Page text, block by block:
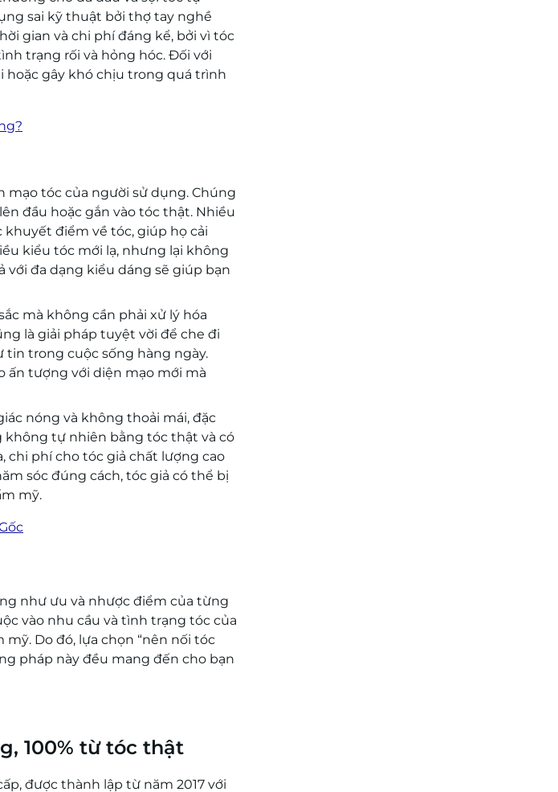
sai kỹ thuật bởi thợ tay nghề
gian và chi phí đáng kể, bởi vì tóc
trạng rối và hỏng hóc. Đối với
hoặc gây khó chịu trong quá trình
mạo tóc của người sử dụng. Chúng
đầu hoặc gắn vào tóc thật. Nhiều
điểm về tóc, giúp họ cải
kiểu tóc mới lạ, nhưng lại không
đa dạng kiểu dáng sẽ giúp bạn
mà không cần phải xử lý hóa
là giải pháp tuyệt vời để che đi
trong cuộc sống hàng ngày.
ấn tượng với diện mạo mới mà
nóng và không thoải mái, đặc
tự nhiên bằng tóc thật và có
chi phí cho tóc giả chất lượng cao
sóc đúng cách, tóc giả có thể bị
mỹ.
như ưu và nhược điểm của từng
vào nhu cầu và tình trạng tóc của
Do đó, lựa chọn “nên nối tóc
pháp này đều mang đến cho bạn
100% từ tóc thật
được thành lập từ năm 2017 với